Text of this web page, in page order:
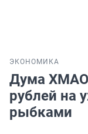
ЭКОНОМИКА
Дума ХМАО
рублей на
рыбками